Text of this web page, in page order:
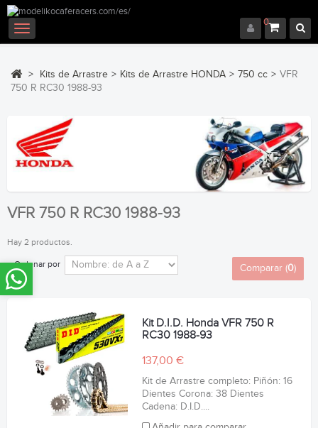
0
Navegación
Toggle
> Kits de Arrastre > Kits de Arrastre HONDA > 750 cc > VFR
750 R RC30 1988-93
VFR 750 R RC30 1988-93
Hay 2 productos.
Ordenar por Comparar (0)
Kit D.I.D. Honda VFR 750 R
RC30 1988-93
137,00 €
Kit de Arrastre completo: Piñón: 16
Dientes Corona: 38 Dientes
Cadena: D.I.D....